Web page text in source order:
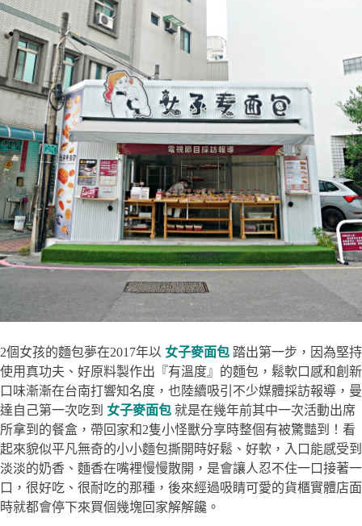
2個女孩的麵包夢在2017年以 女子麥面包 踏出第一步，因為堅持
使用真功夫、好原料製作出『有溫度』的麵包，鬆軟口感和創新
口味漸漸在台南打響知名度，也陸續吸引不少媒體採訪報導，曼
達自己第一次吃到 女子麥面包 就是在幾年前其中一次活動出席
所拿到的餐盒，帶回家和2隻小怪獸分享時整個有被驚豔到！看
起來貌似平凡無奇的小小麵包撕開時好鬆、好軟，入口能感受到
淡淡的奶香、麵香在嘴裡慢慢散開，是會讓人忍不住一口接著一
口，很好吃、很耐吃的那種，後來經過吸睛可愛的貨櫃實體店面
時就都會停下來買個幾塊回家解解饞。